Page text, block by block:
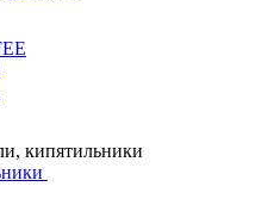
кипятильники